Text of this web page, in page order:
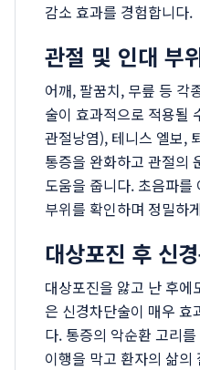
감소 효과를 경험합니다.
관절 및 인대 부
어깨, 팔꿈치, 무릎 등 각
술이 효과적으로 적용될
관절낭염), 테니스 엘보,
통증을 완화하고 관절의
도움을 줍니다. 초음파를
부위를 확인하며 정밀하
대상포진 후 신
대상포진을 앓고 난 후에
은 신경차단술이 매우 효
다. 통증의 악순환 고리
이행을 막고 환자의 삶의